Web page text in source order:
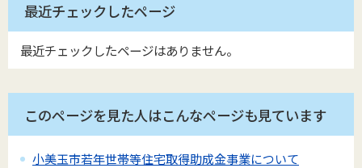
最近チェックしたページ
最近チェックしたページはありません。
このページを見た人はこんなページも見ています
小美玉市若年世帯等住宅取得助成金事業について